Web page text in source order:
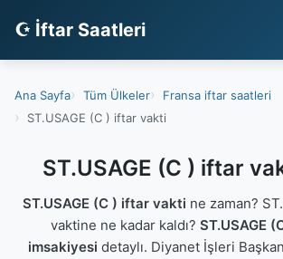
☪ İftar Saatleri
Ana Sayfa Tüm Ülkeler
Fransa iftar saatleri
ST.USAGE (C ) iftar vakti
ST.USAGE (C ) iftar
ST.USAGE (C ) iftar vakti ne zaman?
vaktine ne kadar kaldı? ST.USAGE
imsakiyesi detaylı. Diyanet İşleri